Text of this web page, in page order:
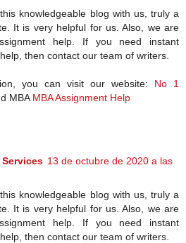
knowledgeable blog with us, truly a
It is very helpful for us. Also, we are
help. If you need instant
then contact our team of writers.
you can visit our website: No 1
MBA MBA Assignment Help
13 de octubre de 2020 a las
knowledgeable blog with us, truly a
It is very helpful for us. Also, we are
help. If you need instant
then contact our team of writers.